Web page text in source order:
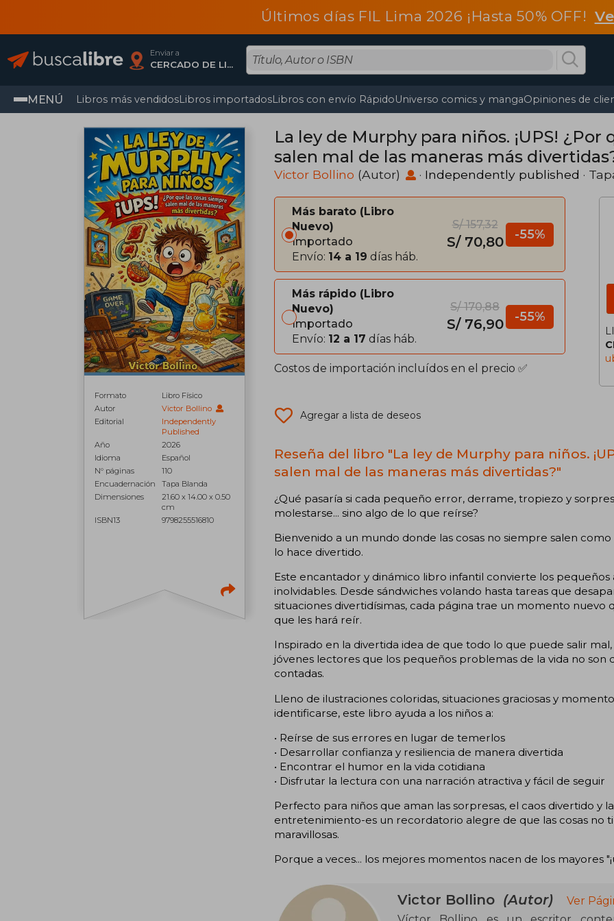
Últimos días FIL Lima 2026 ¡Hasta 50% OFF!
Enviar a
CERCADO DE LIMA, Lima
MENÚ Libros más vendidosLibros importadosLibros con envío RápidoUniverso comics y mangaOpiniones de
Formato
Libro Físico
Autor
Victor Bollino
Editorial
Independently
Published
Año
2026
Idioma
Español
N° páginas
110
Encuadernación
Tapa Blanda
Dimensiones
21.60 x 14.00 x 0.50
cm
ISBN13
9798255516810
La ley de Murphy para niños. ¡UPS! ¿Por
salen mal de las maneras más
Victor Bollino (Autor) · Independently published ·
Más barato
Libro
Nuevo
Importado
Envío: 14 a 19 días háb.
S/ 157,32
S/ 70,80 -55%
Más rápido
Libro
Nuevo
Importado
Envío: 12 a 17 días háb.
S/ 170,88
S/ 76,90 -55%
Costos de importación incluídos en el precio ✅
Agregar a lista de deseos
Reseña del libro "La ley de Murphy para niños.
salen mal de las maneras más divertidas?"
¿Qué pasaría si cada pequeño error, derrame, tropiezo y
molestarse... sino algo de lo que reírse?
Bienvenido a un mundo donde las cosas no siempre salen
lo hace divertido.
Este encantador y dinámico libro infantil convierte los
inolvidables. Desde sándwiches volando hasta tareas que
situaciones divertidísimas, cada página trae un momento nuevo
que les hará reír.
Inspirado en la divertida idea de que todo lo que puede salir
jóvenes lectores que los pequeños problemas de la vida no son
contadas.
Lleno de ilustraciones coloridas, situaciones graciosas y
identificarse, este libro ayuda a los niños a:
• Reírse de sus errores en lugar de temerlos
• Desarrollar confianza y resiliencia de manera divertida
• Encontrar el humor en la vida cotidiana
• Disfrutar la lectura con una narración atractiva y fácil de seguir
Perfecto para niños que aman las sorpresas, el caos divertido y
entretenimiento-es un recordatorio alegre de que las cosas no
maravillosas.
Porque a veces... los mejores momentos nacen de los mayores
Victor Bollino (Autor)
Ver